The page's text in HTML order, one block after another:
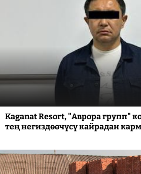
Kaganat Resort, "Аврора групп"
тең негиздөөчүсү кайрадан